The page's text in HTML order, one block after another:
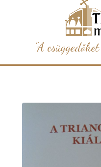
"A